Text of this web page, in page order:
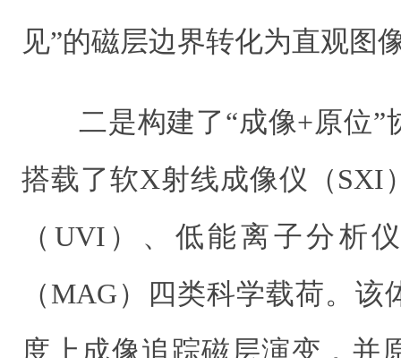
见”的磁层边界转化为直观图
二是构建了“成像+原位”
搭载了软X射线成像仪（SXI
（UVI）、低能离子分析
（MAG）四类科学载荷。
度上成像追踪磁层演变，并